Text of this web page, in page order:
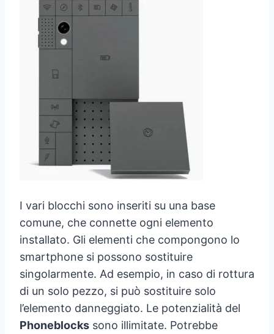
I vari blocchi sono inseriti su una base
comune, che connette ogni elemento
installato. Gli elementi che compongono lo
smartphone si possono sostituire
singolarmente. Ad esempio, in caso di rottura
di un solo pezzo, si può sostituire solo
l’elemento danneggiato. Le potenzialità del
Phoneblocks sono illimitate. Potrebbe